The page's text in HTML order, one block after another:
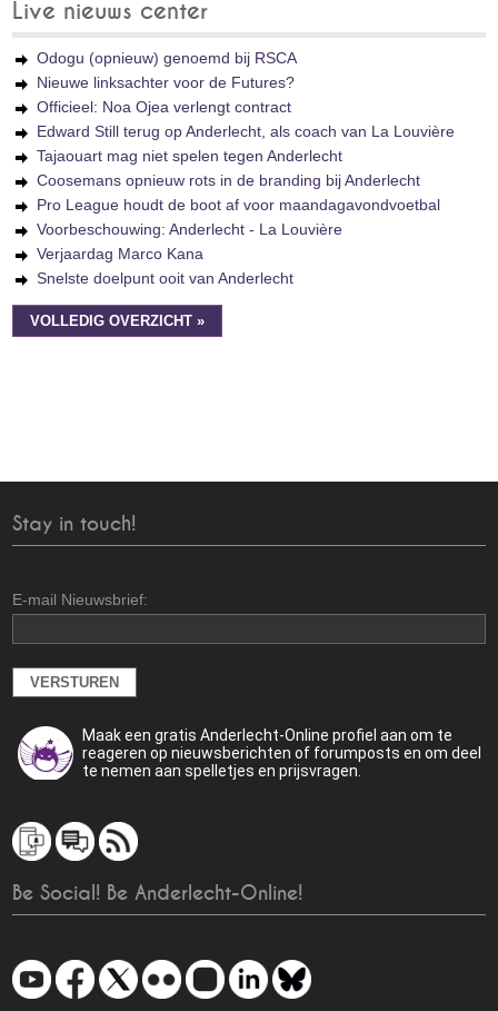
Live nieuws center
Odogu (opnieuw) genoemd bij RSCA
Nieuwe linksachter voor de Futures?
Officieel: Noa Ojea verlengt contract
Edward Still terug op Anderlecht, als coach van La Louvière
Tajaouart mag niet spelen tegen Anderlecht
Coosemans opnieuw rots in de branding bij Anderlecht
Pro League houdt de boot af voor maandagavondvoetbal
Voorbeschouwing: Anderlecht - La Louvière
Verjaardag Marco Kana
Snelste doelpunt ooit van Anderlecht
VOLLEDIG OVERZICHT »
Stay in touch!
E-mail Nieuwsbrief:
Maak een gratis Anderlecht-Online profiel aan om te
reageren op nieuwsberichten of forumposts en om deel
te nemen aan spelletjes en prijsvragen.
Be Social! Be Anderlecht-Online!